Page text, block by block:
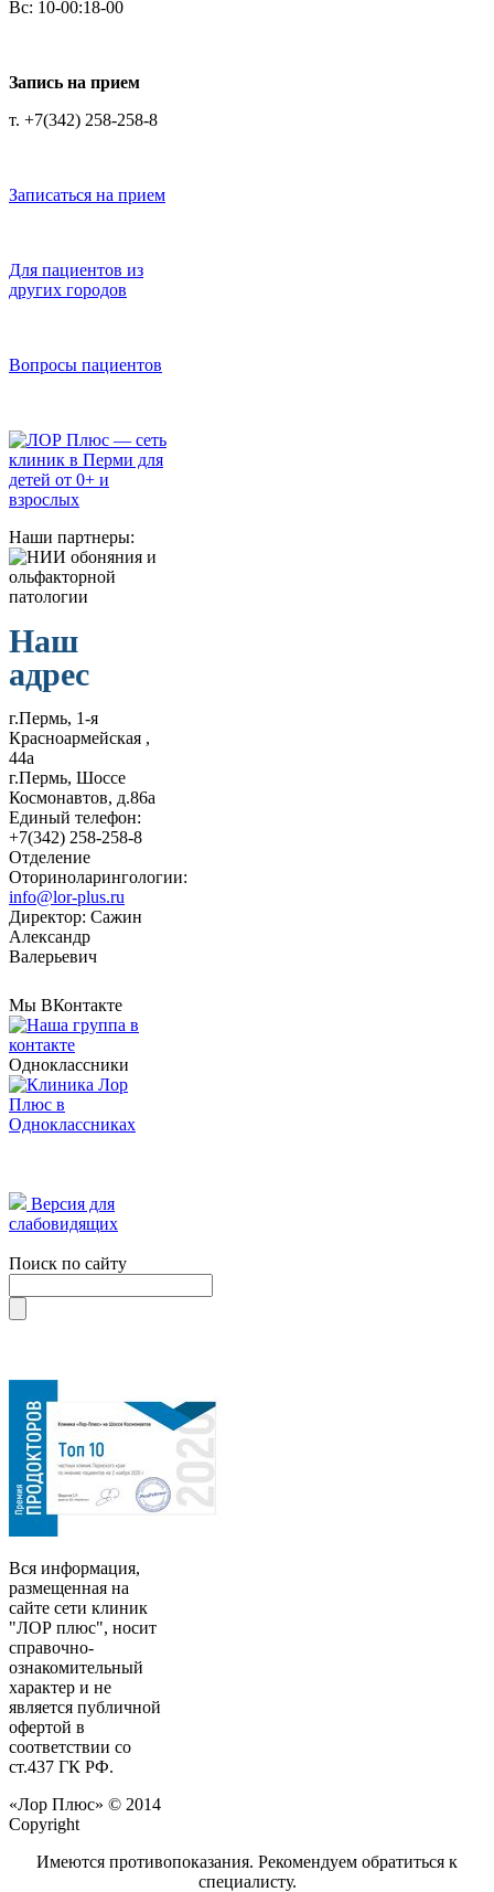
Вс: 10-00:18-00
Запись на прием
т. +7(342) 258-258-8
Записаться на прием
Для пациентов из
других городов
Вопросы пациентов
Наши партнеры:
Наш
адрес
г.Пермь, 1-я
Красноармейская ,
44а
г.Пермь, Шоссе
Космонавтов, д.86а
Единый телефон:
+7(342) 258-258-8
Отделение
Оториноларингологии:
info@lor-plus.ru
Директор: Сажин
Александр
Валерьевич
Мы ВКонтакте
Одноклассники
Версия для
слабовидящих
Поиск по сайту
Вся информация,
размещенная на
сайте сети клиник
"ЛОР плюс", носит
справочно-
ознакомительный
характер и не
является публичной
офертой в
соответствии со
ст.437 ГК РФ.
«Лор Плюс» © 2014
Copyright
Имеются противопоказания. Рекомендуем обратиться к
специалисту.